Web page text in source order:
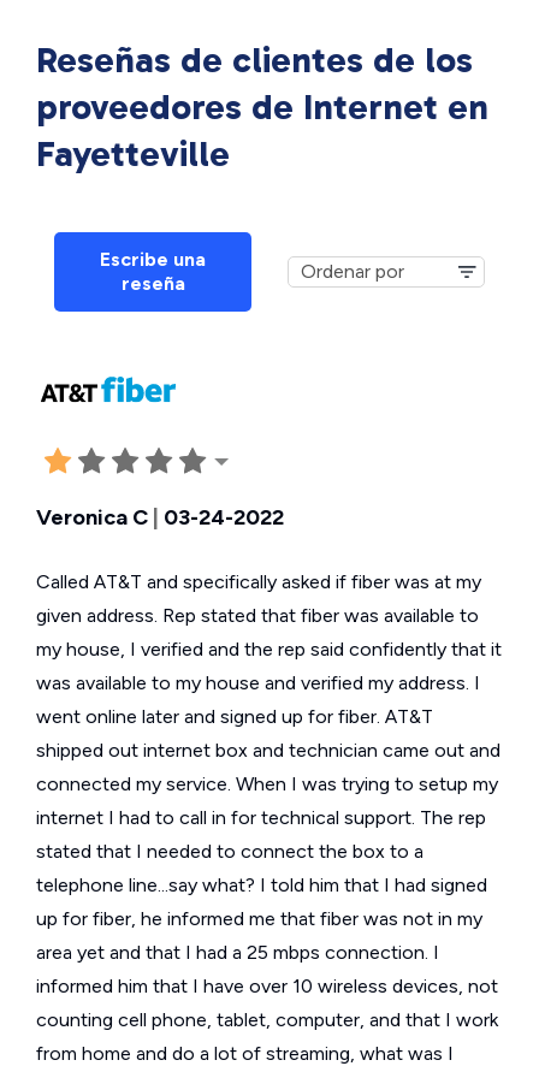
Reseñas de clientes de los
proveedores de Internet en
Fayetteville
Escribe una
reseña
Veronica C 03-24-2022
Called AT&T and specifically asked if fiber was at my
given address. Rep stated that fiber was available to
my house, I verified and the rep said confidently that it
was available to my house and verified my address. I
went online later and signed up for fiber. AT&T
shipped out internet box and technician came out and
connected my service. When I was trying to setup my
internet I had to call in for technical support. The rep
stated that I needed to connect the box to a
telephone line...say what? I told him that I had signed
up for fiber, he informed me that fiber was not in my
area yet and that I had a 25 mbps connection. I
informed him that I have over 10 wireless devices, not
counting cell phone, tablet, computer, and that I work
from home and do a lot of streaming, what was I